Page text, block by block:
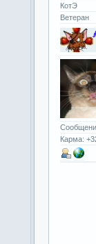
КотЭ
Ветеран
Карма: